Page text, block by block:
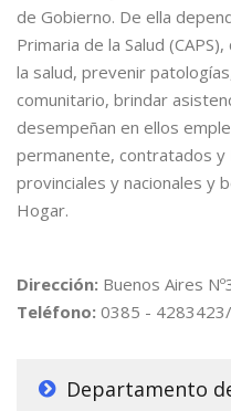
de Gobierno. De ella
Primaria de la Salud
la salud, prevenir
comunitario, brindar
desempeñan en ellos
permanente, contratados y
provinciales y nacionales y
Hogar.
Dirección: Buenos Aires
Teléfono: 0385 -
Departamento